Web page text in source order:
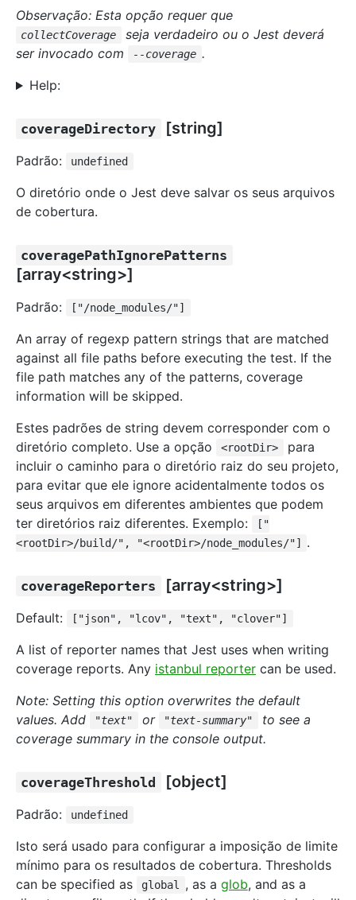
Observação: Esta opção requer que
collectCoverage
seja verdadeiro ou o Jest deverá
ser invocado com
--coverage .
Help:
coverageDirectory [string]
Padrão: undefined
O diretório onde o Jest deve salvar os seus arquivos
de cobertura.
coveragePathIgnorePatterns
[array<string>]
Padrão: ["/node_modules/"]
An array of regexp pattern strings that are matched
against all file paths before executing the test. If the
file path matches any of the patterns, coverage
information will be skipped.
Estes padrões de string devem corresponder com o
diretório completo. Use a opção
<rootDir>
para
incluir o caminho para o diretório raiz do seu projeto,
para evitar que ele ignore acidentalmente todos os
seus arquivos em diferentes ambientes que podem
ter diretórios raiz diferentes. Exemplo:
["
<rootDir>/build/", "<rootDir>/node_modules/"]
.
coverageReporters [array<string>]
Default: ["json", "lcov", "text", "clover"]
A list of reporter names that Jest uses when writing
coverage reports. Any istanbul reporter can be used.
Note: Setting this option overwrites the default
values. Add
"text" or "text-summary"
to see a
coverage summary in the console output.
coverageThreshold [object]
Padrão: undefined
Isto será usado para configurar a imposição de limite
mínimo para os resultados de cobertura. Thresholds
can be specified as
global , as a glob, and as a